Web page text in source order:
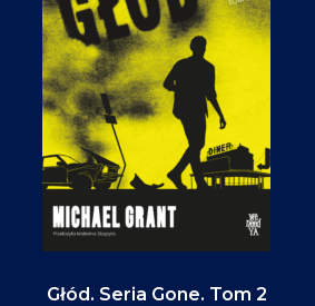
Głód. Seria Gone. Tom 2